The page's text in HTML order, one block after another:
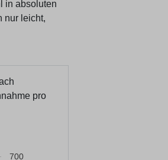
in absoluten
nur leicht,
pro
700